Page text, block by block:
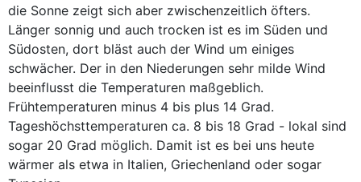
die Sonne zeigt sich aber zwischenzeitlich öfters.
Länger sonnig und auch trocken ist es im Süden und
Südosten, dort bläst auch der Wind um einiges
schwächer. Der in den Niederungen sehr milde Wind
beeinflusst die Temperaturen maßgeblich.
Frühtemperaturen minus 4 bis plus 14 Grad.
Tageshöchsttemperaturen ca. 8 bis 18 Grad - lokal sind
sogar 20 Grad möglich. Damit ist es bei uns heute
wärmer als etwa in Italien, Griechenland oder sogar